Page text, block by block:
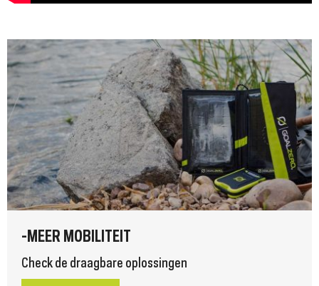
-MEER MOBILITEIT
Check de draagbare oplossingen